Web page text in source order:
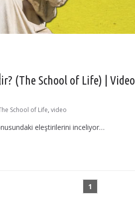
(The School of Life) | Video
School of Life, video
eleştirilerini inceliyor…
1